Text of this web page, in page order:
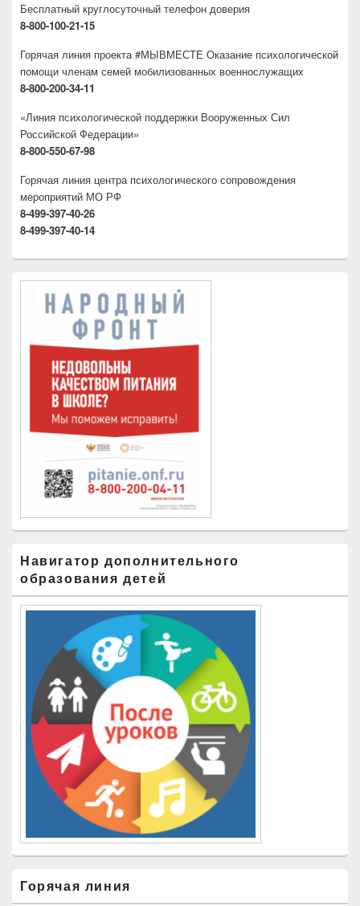
Бесплатный круглосуточный телефон доверия
8-800-100-21-15
Горячая линия проекта #МЫВМЕСТЕ Оказание психологической
помощи членам семей мобилизованных военнослужащих
8-800-200-34-11
«Линия психологической поддержки Вооруженных Сил
Российской Федерации»
8-800-550-67-98
Горячая линия центра психологического сопровождения
мероприятий МО РФ
8-499-397-40-26
8-499-397-40-14
Навигатор дополнительного
образования детей
Горячая линия